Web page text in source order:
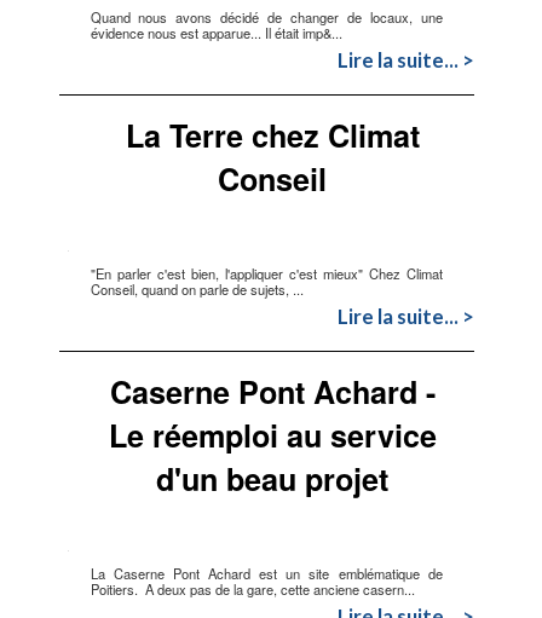
Quand nous avons décidé de changer de locaux, une
évidence nous est apparue... Il était imp&...
Lire la suite... >
La Terre chez Climat
Conseil
"En parler c'est bien, l'appliquer c'est mieux" Chez Climat
Conseil, quand on parle de sujets, ...
Lire la suite... >
Caserne Pont Achard -
Le réemploi au service
d'un beau projet
La Caserne Pont Achard est un site emblématique de
Poitiers. A deux pas de la gare, cette anciene casern...